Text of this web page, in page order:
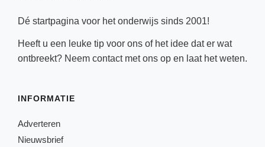
Dé startpagina voor het onderwijs sinds 2001!
Heeft u een leuke tip voor ons of het idee dat er wat
ontbreekt? Neem contactmet ons op en laat het weten.
INFORMATIE
Adverteren
Nieuwsbrief